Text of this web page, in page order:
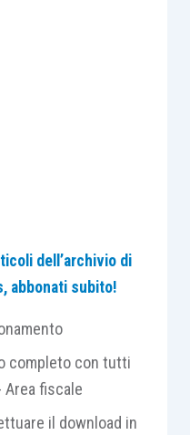
un grande
bellezza. Dante è
lo accompagnava
più cose che su
e che ci ha
personale su cosa
un giovane uomo
dell’archivio di
abbonati subito!
completo con tutti
Area fiscale
il download in